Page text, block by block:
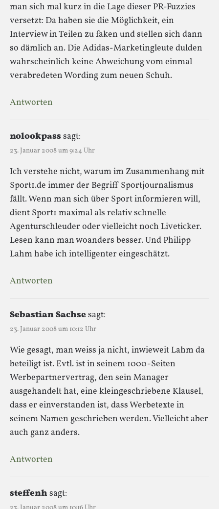
man sich mal kurz in die Lage dieser PR-Fuzzies
versetzt: Da haben sie die Möglichkeit, ein
Interview in Teilen zu faken und stellen sich dann
so dämlich an. Die Adidas-Marketingleute dulden
wahrscheinlich keine Abweichung vom einmal
verabredeten Wording zum neuen Schuh.
Antworten
nolookpasssagt:
23. Januar 2008 um 9:24 Uhr
Ich verstehe nicht, warum im Zusammenhang mit
Sport1.de immer der Begriff Sportjournalismus
fällt. Wenn man sich über Sport informieren will,
dient Sport1 maximal als relativ schnelle
Agenturschleuder oder vielleicht noch Liveticker.
Lesen kann man woanders besser. Und Philipp
Lahm habe ich intelligenter eingeschätzt.
Antworten
Sebastian Sachsesagt:
23. Januar 2008 um 10:12 Uhr
Wie gesagt, man weiss ja nicht, inwieweit Lahm da
beteiligt ist. Evtl. ist in seinem 1000-Seiten
Werbepartnervertrag, den sein Manager
ausgehandelt hat, eine kleingeschriebene Klausel,
dass er einverstanden ist, dass Werbetexte in
seinem Namen geschrieben werden. Vielleicht aber
auch ganz anders.
Antworten
steffenh sagt: